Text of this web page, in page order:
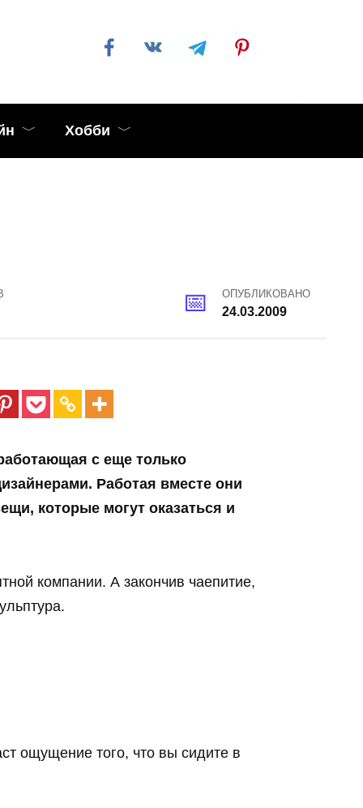
Хобби
ОПУБЛИКОВАНО
24.03.2009
с еще только
Работая вместе они
которые могут оказаться и
компании. А закончив чаепитие,
ощущение того, что вы сидите в